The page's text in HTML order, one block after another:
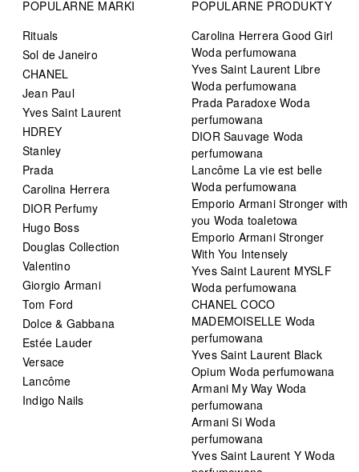
POPULARNE MARKI
Rituals
Sol de Janeiro
CHANEL
Jean Paul
Yves Saint Laurent
HDREY
Stanley
Prada
Carolina Herrera
DIOR Perfumy
Hugo Boss
Douglas Collection
Valentino
Giorgio Armani
Tom Ford
Dolce & Gabbana
Estée Lauder
Versace
Lancôme
Indigo Nails
POPULARNE PRODUKTY
Carolina Herrera Good Girl
Woda perfumowana
Yves Saint Laurent Libre
Woda perfumowana
Prada Paradoxe Woda
perfumowana
DIOR Sauvage Woda
perfumowana
Lancôme La vie est belle
Woda perfumowana
Emporio Armani Stronger with
you Woda toaletowa
Emporio Armani Stronger
With You Intensely
Yves Saint Laurent MYSLF
Woda perfumowana
CHANEL COCO
MADEMOISELLE Woda
perfumowana
Yves Saint Laurent Black
Opium Woda perfumowana
Armani My Way Woda
perfumowana
Armani Si Woda
perfumowana
Yves Saint Laurent Y Woda